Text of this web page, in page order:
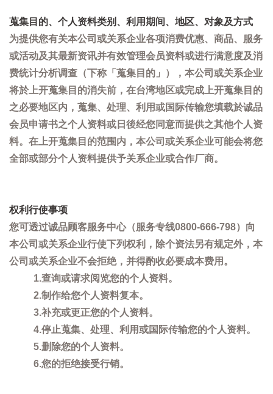
蒐集目的、个人资料类别、利用期间、地区、对象及方式
为提供您有关本公司或关系企业各项消费优惠、商品、服务
或活动及其最新资讯并有效管理会员资料或进行满意度及消
费统计分析调查（下称「蒐集目的」），本公司或关系企业
将於上开蒐集目的消失前，在台湾地区或完成上开蒐集目的
之必要地区内，蒐集、处理、利用或国际传输您填载於诚品
会员申请书之个人资料或日後经您同意而提供之其他个人资
料。在上开蒐集目的范围内，本公司或关系企业可能会将您
全部或部分个人资料提供予关系企业或合作厂商。
权利行使事项
您可透过诚品顾客服务中心（服务专线0800-666-798）向
本公司或关系企业行使下列权利，除个资法另有规定外，本
公司或关系企业不会拒绝，并得酌收必要成本费用。
1.查询或请求阅览您的个人资料。
2.制作给您个人资料复本。
3.补充或更正您的个人资料。
4.停止蒐集、处理、利用或国际传输您的个人资料。
5.删除您的个人资料。
6.您的拒绝接受行销。